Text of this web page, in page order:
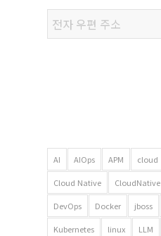
AI AIOps APM cloud
Cloud Native CloudNative
DevOps Docker jboss
Kubernetes linux LLM